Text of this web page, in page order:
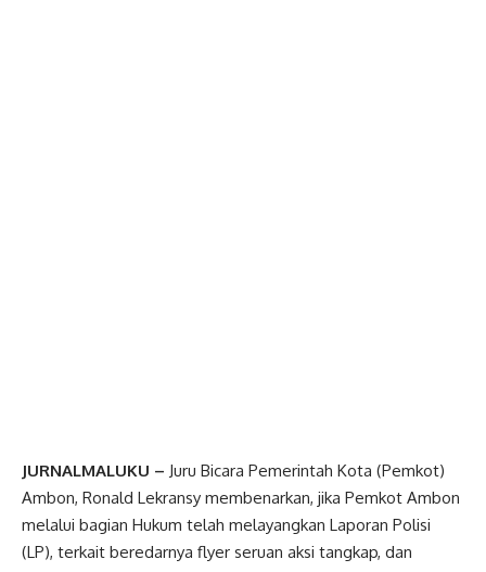
JURNALMALUKU – Juru Bicara Pemerintah Kota (Pemkot)
Ambon, Ronald Lekransy membenarkan, jika Pemkot Ambon
melalui bagian Hukum telah melayangkan Laporan Polisi
(LP), terkait beredarnya flyer seruan aksi tangkap, dan